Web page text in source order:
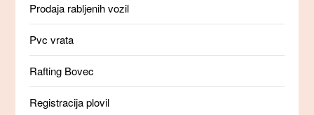
Prodaja rabljenih vozil
Pvc vrata
Rafting Bovec
Registracija plovil